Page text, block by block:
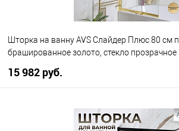
Шторка на ванну AVS Слайдер Плюс 80 см
брашированное золото, стекло прозрачное
15 982 руб.
В корзину